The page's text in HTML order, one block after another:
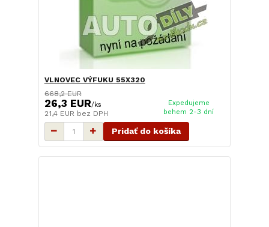
VLNOVEC VÝFUKU 55X320
668,2 EUR
26,3 EUR/ks
21,4 EUR bez DPH
Expedujeme
behem 2-3 dní
Pridať do košíka